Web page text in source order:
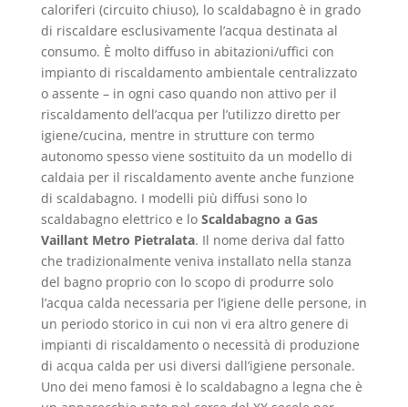
caloriferi (circuito chiuso), lo scaldabagno è in grado
di riscaldare esclusivamente l’acqua destinata al
consumo. È molto diffuso in abitazioni/uffici con
impianto di riscaldamento ambientale centralizzato
o assente – in ogni caso quando non attivo per il
riscaldamento dell’acqua per l’utilizzo diretto per
igiene/cucina, mentre in strutture con termo
autonomo spesso viene sostituito da un modello di
caldaia per il riscaldamento avente anche funzione
di scaldabagno. I modelli più diffusi sono lo
scaldabagno elettrico e lo Scaldabagno a Gas
Vaillant Metro Pietralata. Il nome deriva dal fatto
che tradizionalmente veniva installato nella stanza
del bagno proprio con lo scopo di produrre solo
l’acqua calda necessaria per l’igiene delle persone, in
un periodo storico in cui non vi era altro genere di
impianti di riscaldamento o necessità di produzione
di acqua calda per usi diversi dall’igiene personale.
Uno dei meno famosi è lo scaldabagno a legna che è